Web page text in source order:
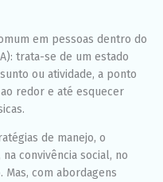
em pessoas dentro do
trata-se de um estado
ou atividade, a ponto
redor e até esquecer
de manejo, o
convivência social, no
Mas, com abordagens
possível
durante a sua
recusar esses
cookies,
algumas
desaparecerão
do site.